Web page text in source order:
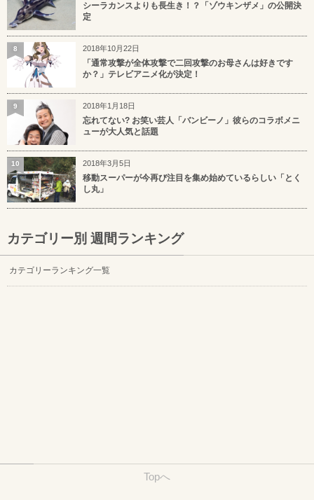
シーラカンスよりも長生き！？「ゾウキンザメ」の公開決
定
2018年10月22日
「通常攻撃が全体攻撃で二回攻撃のお母さんは好きです
か？」テレビアニメ化が決定！
8
2018年1月18日
忘れてない? お笑い芸人「バンビーノ」彼らのコラボメニ
ューが大人気と話題
9
2018年3月5日
移動スーパーが今再び注目を集め始めているらしい「とく
し丸」
10
カテゴリー別 週間ランキング
カテゴリーランキング一覧
Topへ